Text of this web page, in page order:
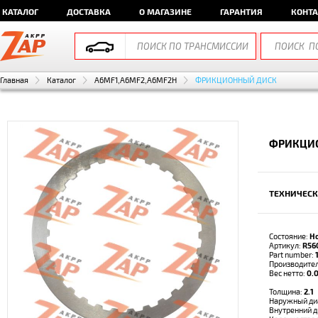
КАТАЛОГ ДОСТАВКА О МАГАЗИНЕ ГАРАНТИЯ
Главная Каталог A6MF1,A6MF2,A6MF2H ФРИКЦИОННЫЙ ДИСК
Состояние:
Артикул:
Part number:
Вес нетто:
Толщина: 2.1
Наружный
Внутренний